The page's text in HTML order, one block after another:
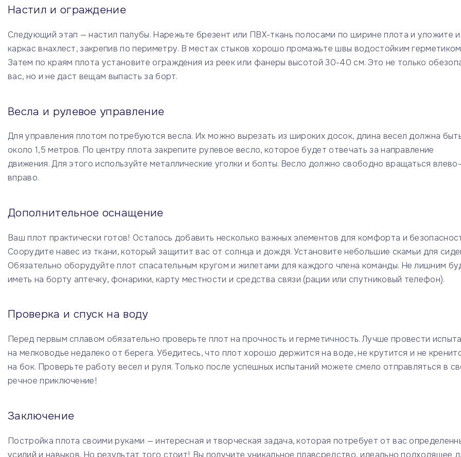
Настил и ограждение
Следующий этап — настил палубы. Нарежьте брезент или ПВХ-ткань полосами по ширине плота и уложите
каркас внахлест, закрепив по периметру. В местах стыков хорошо промажьте швы водостойким
Затем по краям плота установите ограждения из реек или фанеры высотой 30-40 см. Это не только
вас, но и не даст вещам выпасть за борт.
Весла и рулевое управление
Для управления плотом потребуются весла. Их можно вырезать из широких досок, длина весел должна
около 1,5 метров. По центру плота закрепите рулевое весло, которое будет отвечать за направление
движения. Для этого используйте металлические уголки и болты. Весло должно свободно вращаться влево-
вправо.
Дополнительное оснащение
Ваш плот практически готов! Осталось добавить несколько важных элементов для комфорта и
Соорудите навес из ткани, который защитит вас от солнца и дождя. Установите небольшие скамьи для
Обязательно оборудуйте плот спасательным кругом и жилетами для каждого члена команды. Не лишним
иметь на борту аптечку, фонарики, карту местности и средства связи (рации или спутниковый телефон).
Проверка и спуск на воду
Перед первым сплавом обязательно проверьте плот на прочность и герметичность. Лучше провести
на мелководье недалеко от берега. Убедитесь, что плот хорошо держится на воде, не крутится и не
на бок. Проверьте работу весел и руля. Только после успешных испытаний можете смело отправляться в
речное приключение!
Заключение
Постройка плота своими руками — интересная и творческая задача, которая потребует от вас
усилий и навыков. Но результат того стоит! Вы получите уникальное плавсредство, идеально подходящее